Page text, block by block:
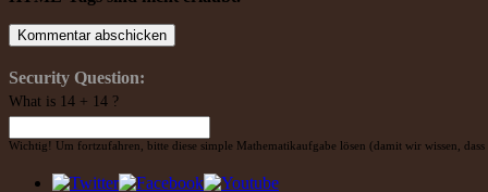
Security Question:
What is 14 + 14 ?
Wichtig! Um fortzufahren, bitte diese simple Mathematikaufgabe lösen (damit wir wissen,